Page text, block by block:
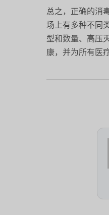
总之，正确的消
场上有多种不同
型和数量、高压
康，并为所有医